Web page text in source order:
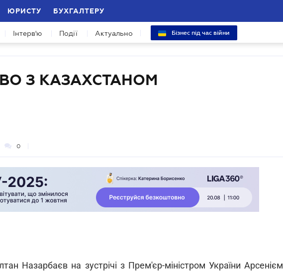
ЮРИСТУ БУХГАЛТЕРУ
Інтерв'ю Події Актуально Бізнес під час війни
З КАЗАХСТАНОМ
0
Назарбаєв на зустрічі з Прем'єр-міністром України Арсенієм